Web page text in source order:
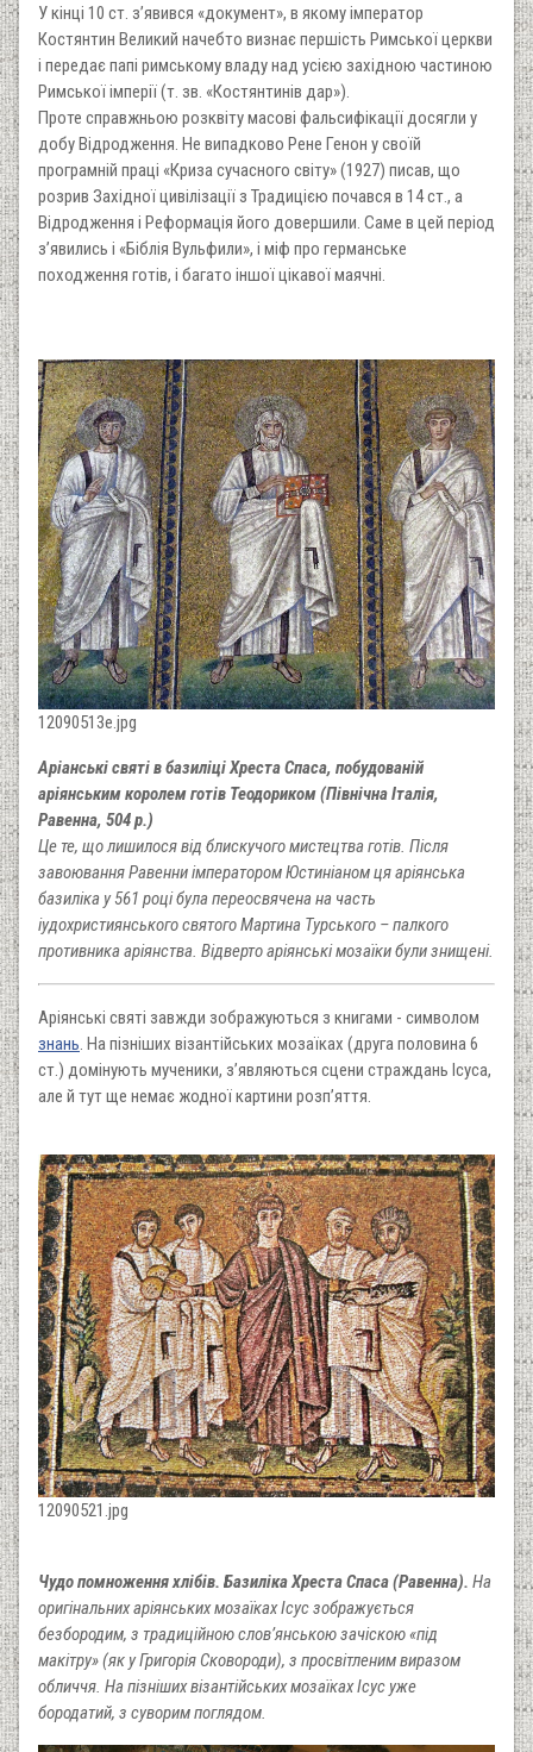
У кінці 10 ст. з’явився «документ», в якому імператор
Костянтин Великий начебто визнає першість Римської церкви
і передає папі римському владу над усією західною частиною
Римської імперії (т. зв. «Костянтинів дар»).
Проте справжньою розквіту масові фальсифікації досягли у
добу Відродження. Не випадково Рене Генон у своїй
програмній праці «Криза сучасного світу» (1927) писав, що
розрив Західної цивілізації з Традицією почався в 14 ст., а
Відродження і Реформація його довершили. Саме в цей період
з’явились і «Біблія Вульфили», і міф про германське
походження готів, і багато іншої цікавої маячні.
12090513e.jpg
Аріанські святі в базиліці Хреста Спаса, побудованій
аріянським королем готів Теодориком (Північна Італія,
Равенна, 504 р.)
Це те, що лишилося від блискучого мистецтва готів. Після
завоювання Равенни імператором Юстиніаном ця аріянська
базиліка у 561 році була переосвячена на часть
іудохристиянського святого Мартина Турського – палкого
противника аріянства. Відверто аріянські мозаїки були знищені.
Аріянські святі завжди зображуються з книгами - символом
знань. На пізніших візантійських мозаїках (друга половина 6
ст.) домінують мученики, з’являються сцени страждань Ісуса,
але й тут ще немає жодної картини розп’яття.
12090521.jpg
Чудо помноження хлібів. Базиліка Хреста Спаса (Равенна). На
оригінальних аріянських мозаїках Ісус зображується
безбородим, з традиційною слов’янською зачіскою «під
макітру» (як у Григорія Сковороди), з просвітленим виразом
обличчя. На пізніших візантійських мозаїках Ісус уже
бородатий, з суворим поглядом.